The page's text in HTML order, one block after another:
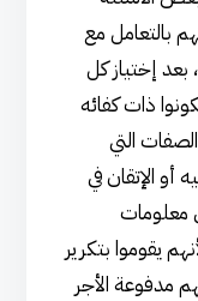
بالتعامل مع
إختياز كل
ذات كفائه
التي
أو الإتقان في
معلومات
يقوموا بتكرير
مدفوعة الأجر